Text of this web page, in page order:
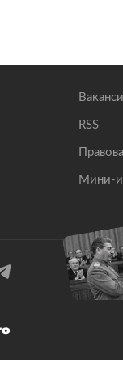
RSS
Мини-
Все права защищены.